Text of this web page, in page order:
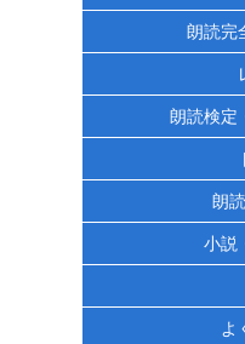
朗読完
朗読検定
朗
小説
よ